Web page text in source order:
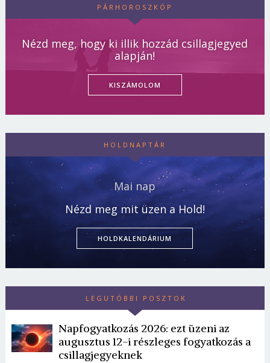
PÁRHOROSZKÓP
Nézd meg, hogy ki illik hozzád csillagjegyed
alapján!
KISZÁMOLOM
HOLDNAPTÁR
Mai nap
Nézd meg mit üzen a Hold!
HOLDKALENDÁRIUM
LEGUTÓBBI POSZTOK
Napfogyatkozás 2026: ezt üzeni az
augusztus 12-i részleges fogyatkozás a
csillagjegyeknek